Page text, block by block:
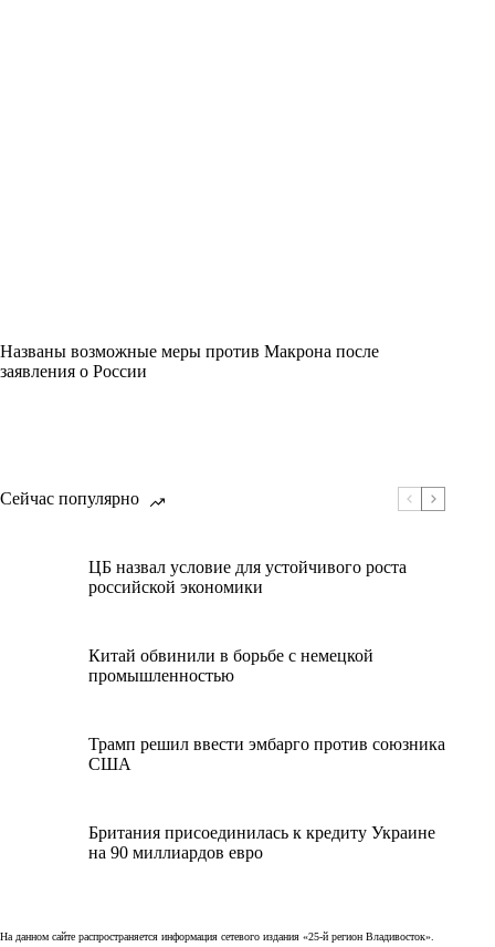
Названы возможные меры против Макрона после
заявления о России
Сейчас популярно
ЦБ назвал условие для устойчивого роста
российской экономики
Китай обвинили в борьбе с немецкой
промышленностью
Трамп решил ввести эмбарго против союзника
США
Британия присоединилась к кредиту Украине
на 90 миллиардов евро
На данном сайте распространяется информация сетевого издания «25-й регион Владивосток».